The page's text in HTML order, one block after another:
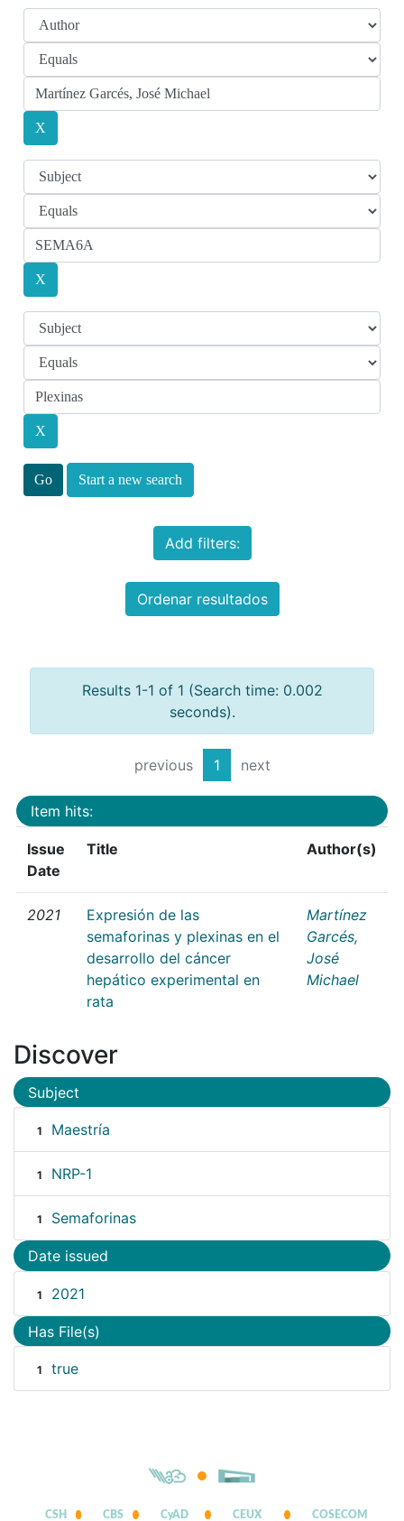
Start a new search
Add filters:
Ordenar resultados
Results 1-1 of 1 (Search time: 0.002
seconds).
previous 1 next
Item hits:
Issue
Date
Title Author(s)
2021
Expresión de las
semaforinas y plexinas en el
desarrollo del cáncer
hepático experimental en
rata
Martínez
Garcés,
José
Michael
Discover
Subject
1 Maestría
1 NRP-1
1 Semaforinas
Date issued
1 2021
Has File(s)
1 true
CSH CBS CyAD CEUX COSECOM